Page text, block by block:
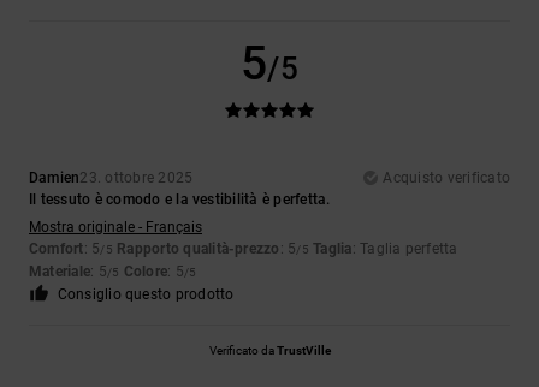
5/5
Damien23. ottobre 2025
Acquisto verificato
Il tessuto è comodo e la vestibilità è perfetta.
Mostra originale - Français
Comfort: 5/5 Rapporto qualità-prezzo : 5/5 Taglia: Taglia perfetta
Materiale: 5/5 Colore: 5/5
Consiglio questo prodotto
Verificato daTrustVille